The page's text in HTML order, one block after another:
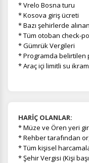
* Vrelo Bosna turu
* Kosova giriş ücreti
* Bazı şehirlerde
* Tüm otoban check-
* Gümrük Vergileri
* Programda belirtilen
* Araç içi limitli su
HARİÇ OLANLAR:
*Müze ve Ören yeri
* Rehber tarafından
* Tüm kişisel
* Şehir Vergisi (Kişi başı